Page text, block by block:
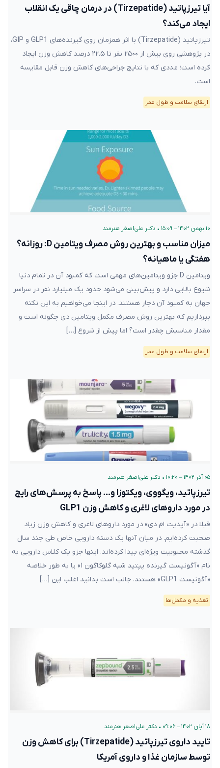
آیا تیرزپاتید (Tirzepatide) در درمان چاقی یک انقلاب
ایجاد می‌کند؟
تیرزپاتید (Tirzepatide) با اثر همزمان روی گیرنده‌های GLP1 و GIP،
در پژوهشی روی بیش از ۲۵۰۰ نفر تا ۲۲.۵ درصد کاهش وزن ایجاد
کرده است؛ عددی که با نتایج جراحی‌های کاهش وزن قابل مقایسه
است.
ارتقای سلامت و طول عمر
۱۰ بهمن ۱۴۰۲ – ۱۵:۰۹ • دکتر علی‌اصغر هنرمند
میزان مناسب و بهترین روش مصرف ویتامین D: روزانه؟
هفتگی یا ماهیانه؟
ویتامین D جزو ویتامین‌های مهمی است که کمبود آن در تمام دنیا
شیوع بالایی دارد و پیش‌بینی می‌شود حدود یک میلیارد نفر در سراسر
جهان به کمبود آن دچار هستند. در اینجا می‌خواهیم به این نکته
بپردازیم که بهترین روش مصرف مکمل ویتامین دی چگونه است و
مقدار مناسبش چقدر است؟ اما پیش از شروع […]
ارتقای سلامت و طول عمر
۰۵ آذر ۱۴۰۲ – ۱۰:۲۰ • دکتر علی‌اصغر هنرمند
تیرزپاتید، ویگووی، ویکتوزا و… پاسخ به پرسش‌های رایج
در مورد داروهای لاغری و کاهش وزن GLP1
قبلا در «آپدیت ام دی» در مورد داروهای لاغری و کاهش وزن زیاد
صحبت کرده‌ایم. در میان آنها یک دسته دارویی خاص طی چند سال
گذشته محبوبیت ویژه‌ای پیدا کرده‌اند. اینها جزو یک کلاس دارویی به
نام «آگونیست گیرنده پپتید شبه گلوکاگون ۱» یا به طور خلاصه
«آگونیست GLP1» هستند. جالب است بدانید اغلب این […]
تغذیه و مکمل‌ها
۱۸ آبان ۱۴۰۲ – ۰۹:۰۶ • دکتر علی‌اصغر هنرمند
تایید داروی تیرزپاتید (Tirzepatide) برای کاهش وزن
توسط سازمان غذا و داروی آمریکا